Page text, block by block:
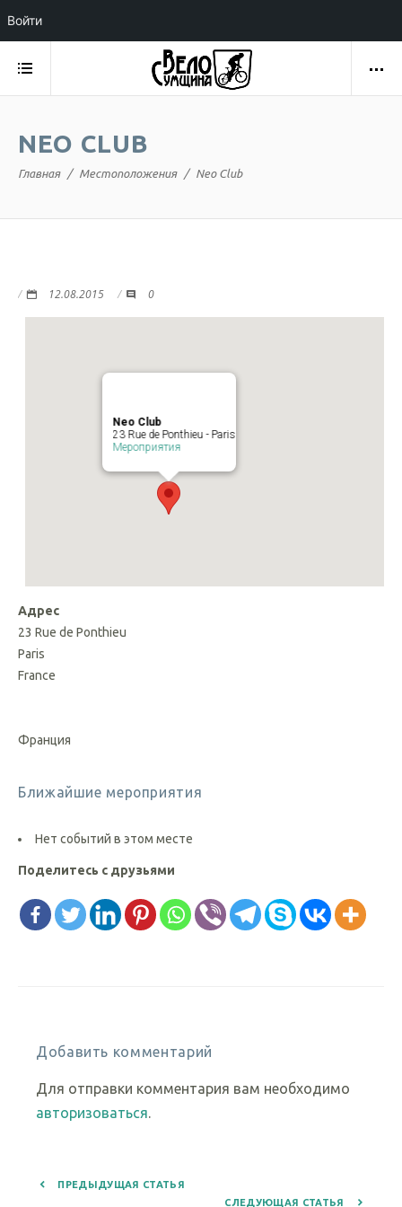
NEO CLUB
Главная Местоположения Neo Club
12.08.2015 0
Neo Club
23 Rue de Ponthieu - Paris
Мероприятия
Адрес
23 Rue de Ponthieu
Paris
France
Франция
Ближайшие мероприятия
Нет событий в этом месте
Поделитесь с друзьями
Добавить комментарий
Для отправки комментария вам необходимо
авторизоваться.
ПРЕДЫДУЩАЯ СТАТЬЯ
СЛЕДУЮЩАЯ СТАТЬЯ
Войти